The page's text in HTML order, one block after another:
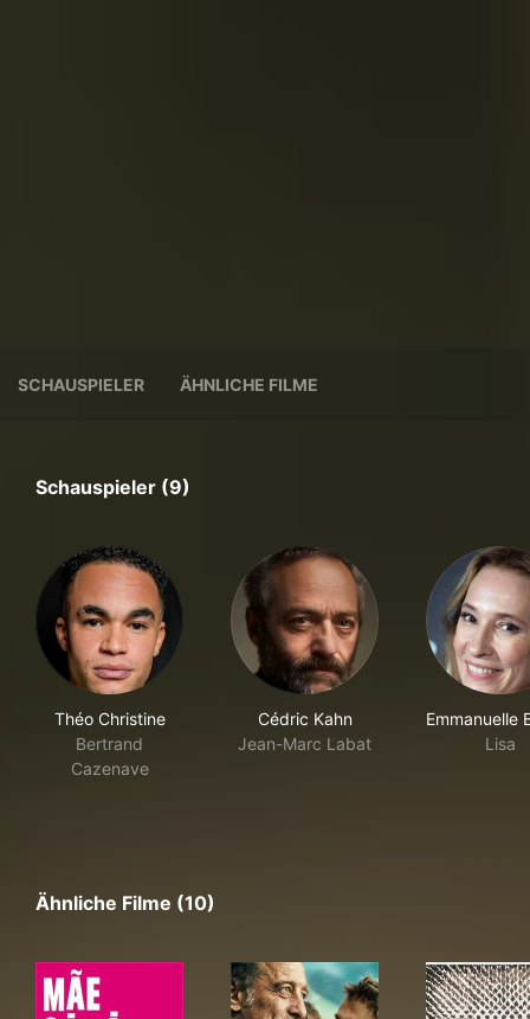
SCHAUSPIELER ÄHNLICHE FILME
Schauspieler (9)
Théo Christine
Bertrand
Cazenave
Cédric Kahn
Jean-Marc Labat
Emmanuelle
Lisa
Ähnliche Filme (10)